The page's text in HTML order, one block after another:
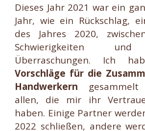
Dieses Jahr 2021 war ein
Jahr, wie ein Rückschlag,
des Jahres 2020,
Schwierigkeiten und
Überraschungen. Ich
Vorschläge für die
Handwerkern
allen, die mir ihr
haben. Einige Partner
2022 schließen, andere